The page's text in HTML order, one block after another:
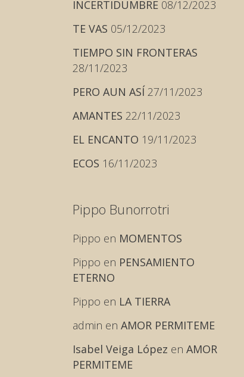
INCERTIDUMBRE 08/12/2023
TE VAS 05/12/2023
TIEMPO SIN FRONTERAS
28/11/2023
PERO AUN ASÍ 27/11/2023
AMANTES 22/11/2023
EL ENCANTO 19/11/2023
ECOS 16/11/2023
Pippo Bunorrotri
Pippo en MOMENTOS
Pippo en PENSAMIENTO
ETERNO
Pippo en LA TIERRA
admin en AMOR PERMITEME
Isabel Veiga López en AMOR
PERMITEME